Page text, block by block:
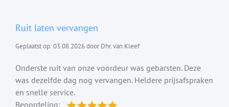
Ruit laten vervangen
Geplaatst op: 03.08.2026 door Dhr. van Kleef
Onderste ruit van onze voordeur was gebarsten. Deze
was dezelfde dag nog vervangen. Heldere prijsafspraken
en snelle service.
Beoordeling: